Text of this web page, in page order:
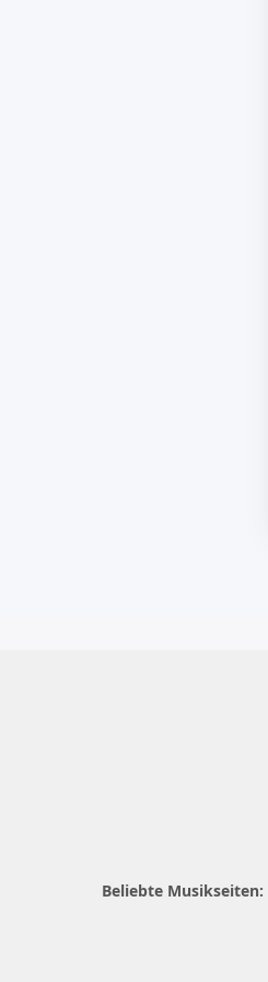
Beliebte Musikseiten: